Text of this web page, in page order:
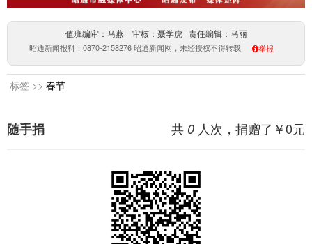
值班编审：马燕 审核：聂学虎 责任编辑：马丽
昭通新闻报料：0870-2158276 昭通新闻网，未经授权不得转载 举报
标签 >> 春节
共 0 人次，捐赠了￥0元
随手捐